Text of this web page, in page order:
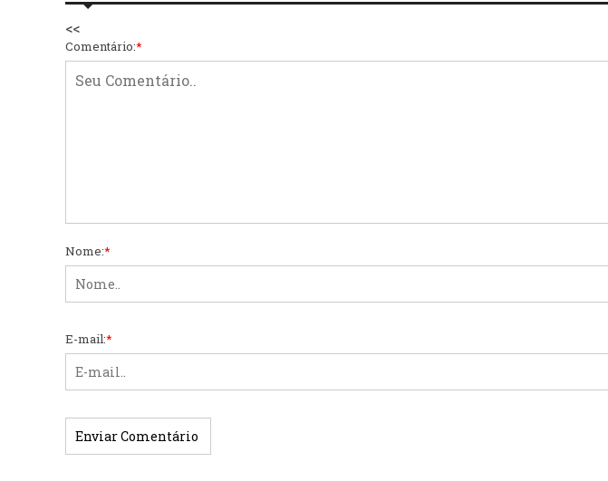
<<
Comentário:*
Nome:*
E-mail:*